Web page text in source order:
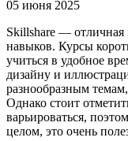
05 июня 2025
Skillshare — отличная
навыков. Курсы
учиться в удобное
дизайну и
разнообразным
Однако стоит
варьироваться,
целом, это очень